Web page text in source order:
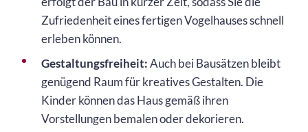
Zufriedenheit eines fertigen Vogelhauses schnell
erleben können.
Gestaltungsfreiheit:Auch bei Bausätzen bleibt
genügend Raum für kreatives Gestalten. Die
Kinder können das Haus gemäß ihren
Vorstellungen bemalen oder dekorieren.